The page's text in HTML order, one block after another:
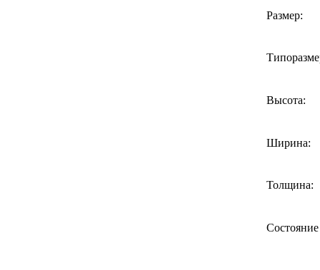
Размер:
Высота:
Ширина:
Толщина:
Состояние